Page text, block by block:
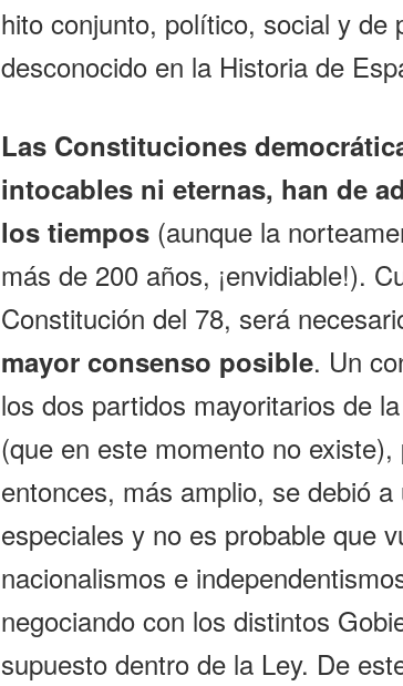
hito conjunto, político, social y de
desconocido en la Historia de
Las Constituciones
intocables ni eternas, han de
los tiempos(aunque la
más de 200 años, ¡envidiable!).
Constitución del 78, será
mayor consenso posible. Un
los dos partidos mayoritarios de
(que en este momento no
entonces, más amplio, se debió
especiales y no es probable que
nacionalismos e
negociando con los distintos
supuesto dentro de la Ley. De